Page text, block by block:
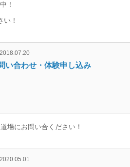
！
い！
2018.07.20
い合わせ・体験申し込み
場にお問い合ください！
2020.05.01